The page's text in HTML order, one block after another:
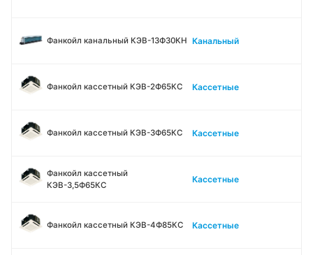
Фанкойл канальный КЭВ-13Ф30КН Канальный
Фанкойл кассетный КЭВ-2Ф65КС Кассетные
Фанкойл кассетный КЭВ-3Ф65КС Кассетные
Фанкойл кассетный
КЭВ-3,5Ф65КС
Кассетные
Фанкойл кассетный КЭВ-4Ф85КС Кассетные